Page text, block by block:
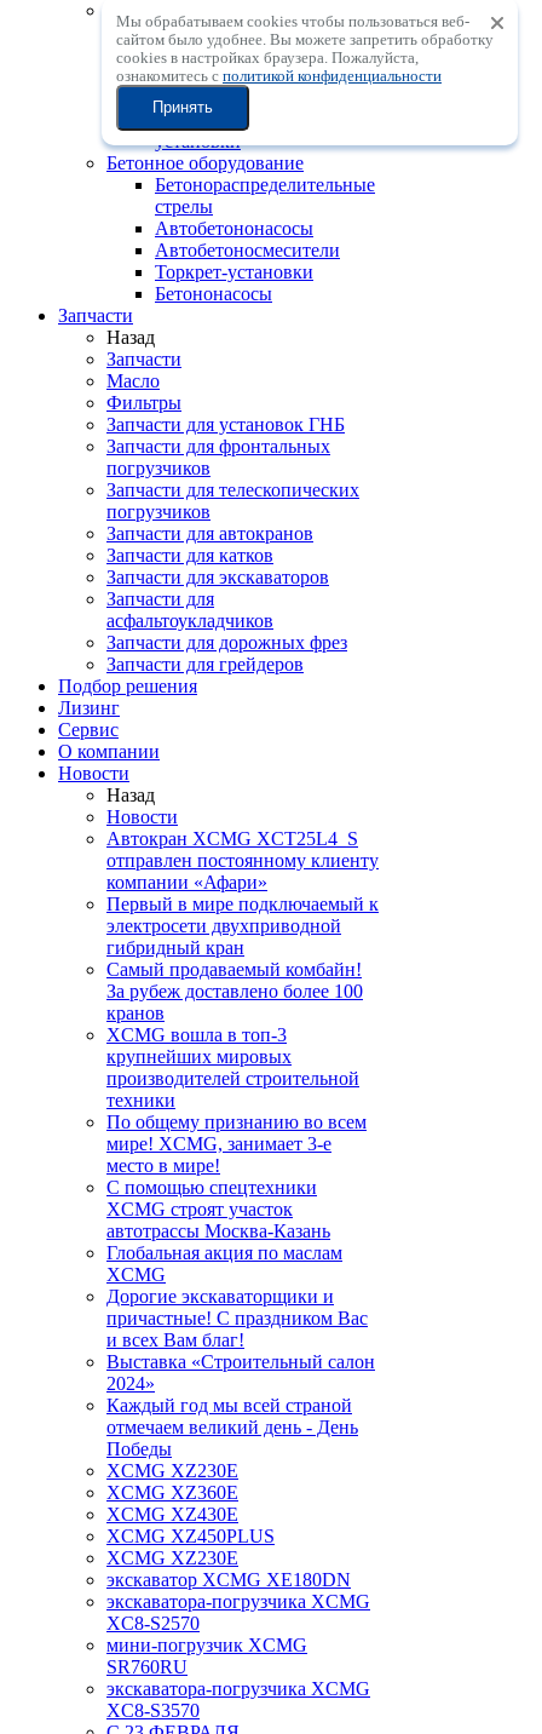
Асфальтосмесительные
установки
Грунтосмесительные
установки
Бетоносмесительные
установки
Бетонное оборудование
Бетонораспределительные
стрелы
Автобетононасосы
Автобетоносмесители
Торкрет-установки
Бетононасосы
Запчасти
Назад
Запчасти
Масло
Фильтры
Запчасти для установок ГНБ
Запчасти для фронтальных
погрузчиков
Запчасти для телескопических
погрузчиков
Запчасти для автокранов
Запчасти для катков
Запчасти для экскаваторов
Запчасти для
асфальтоукладчиков
Запчасти для дорожных фрез
Запчасти для грейдеров
Подбор решения
Лизинг
Сервис
О компании
Новости
Назад
Новости
Автокран XCMG XCT25L4_S
отправлен постоянному клиенту
компании «Афари»
Первый в мире подключаемый к
электросети двухприводной
гибридный кран
Самый продаваемый комбайн!
За рубеж доставлено более 100
кранов
XCMG вошла в топ-3
крупнейших мировых
производителей строительной
техники
По общему признанию во всем
мире! XCMG, занимает 3-е
место в мире!
С помощью спецтехники
XCMG строят участок
автотрассы Москва-Казань
Глобальная акция по маслам
XCMG
Дорогие экскаваторщики и
причастные! С праздником Вас
и всех Вам благ!
Выставка «Строительный салон
2024»
Каждый год мы всей страной
отмечаем великий день - День
Победы
XCMG XZ230E
XCMG XZ360E
XCMG XZ430E
XCMG XZ450PLUS
XCMG XZ230E
экскаватор XCMG XE180DN
экскаватора-погрузчика XCMG
XC8-S2570
мини-погрузчик XCMG
SR760RU
экскаватора-погрузчика XCMG
XC8-S3570
Мы обрабатываем cookies чтобы пользоваться веб-
сайтом было удобнее. Вы можете запретить обработку
сookies в настройках браузера. Пожалуйста,
ознакомитесь с политикой конфиденциальности
Принять